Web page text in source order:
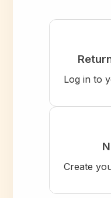
Log in to
Create